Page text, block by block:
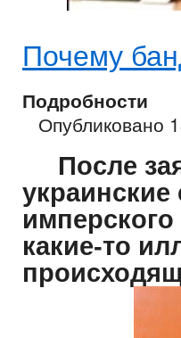
Почему
Подробности
Опубликовано
После
какие-то